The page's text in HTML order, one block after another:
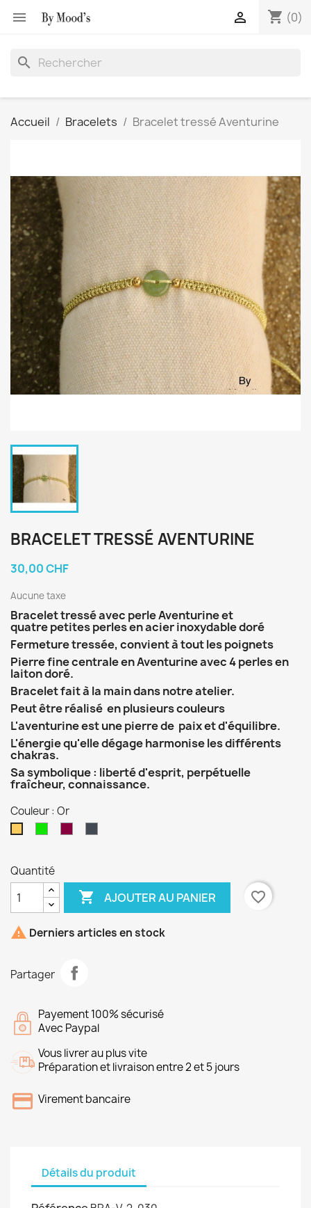
 shopping_cart (0)

search
Accueil Bracelets Bracelet tressé Aventurine
BRACELET TRESSÉ AVENTURINE
30,00 CHF
Aucune taxe
Bracelet tressé avec perle Aventurine et
quatre petites perles en acier inoxydable doré
Fermeture tressée, convient à tout les poignets
Pierre fine centrale en Aventurine avec 4 perles en
laiton doré.
Bracelet fait à la main dans notre atelier.
Peut être réalisé en plusieurs couleurs
L'aventurine est une pierre de paix et d'équilibre.
L'énergie qu'elle dégage harmonise les différents
chakras.
Sa symbolique : liberté d'esprit, perpétuelle
fraîcheur, connaissance.
Couleur : Or
Quantité
 AJOUTER AU PANIER favorite_border
 Derniers articles en stock
Partager
Payement 100% sécurisé
Avec Paypal
Vous livrer au plus vite
Préparation et livraison entre 2 et 5 jours
Virement bancaire
Détails du produit